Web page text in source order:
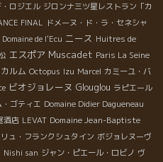
ロジエル ジロンナ三ツ星レストラン「カ
FINAL ドメーヌ・ド・ラ・セネシャ
Domaine de l'Ecu ニース Huitres de
エスポア Muscadet Paris La Seine
ルム Octopus Izu Marcel カミーユ・バ
ビオジョレーヌ Glouglou ラピエール
・ゴティエ Domaine Didier Dagueneau
酒店 LEVAT Domaine Jean-Baptiste
ュ・フランクシュタイン ボジョレヌーヴ
Nishi san ジャン・ピエール・ロビノ ヴ